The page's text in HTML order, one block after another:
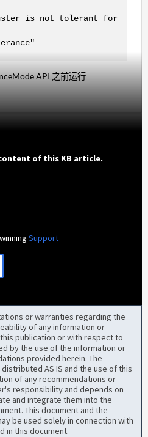
is not tolerant for
API 之前运行
of this KB article.
Support
or warranties regarding the
of any information or
publication or with respect to
by the use of the information or
provided herein. The
AS IS and the use of this
of any recommendations or
responsibility and depends on
and integrate them into the
This document and the
be used solely in connection with
in this document.